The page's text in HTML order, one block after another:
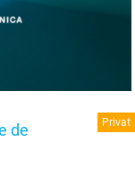
de
Privat